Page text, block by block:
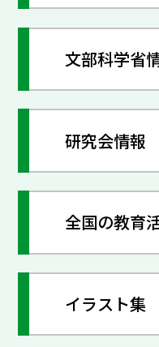
文部科学省
研究会情報
全国の教育
イラスト集